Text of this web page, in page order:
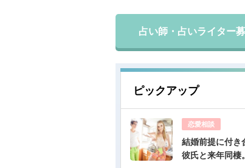
広告掲載について